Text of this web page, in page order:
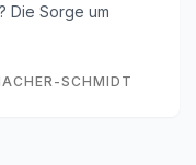
Die Sorge um
SCHMIDT